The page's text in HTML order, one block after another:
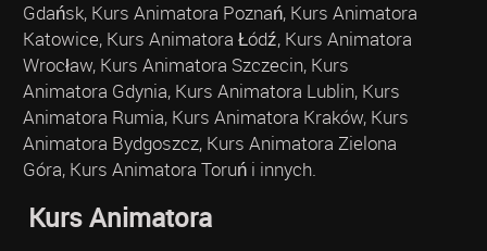
Gdańsk, Kurs Animatora Poznań, Kurs Animatora
Katowice, Kurs Animatora Łódź, Kurs Animatora
Wrocław, Kurs Animatora Szczecin, Kurs
Animatora Gdynia, Kurs Animatora Lublin, Kurs
Animatora Rumia, Kurs Animatora Kraków, Kurs
Animatora Bydgoszcz, Kurs Animatora Zielona
Góra, Kurs Animatora Toruń i innych.
Kurs Animatora